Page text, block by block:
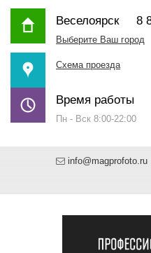
Веселоярск8
Выберите Ваш город
Схема проезда
Время работы
Пн - Вск 8:00-22:00
info@magprofoto.ru